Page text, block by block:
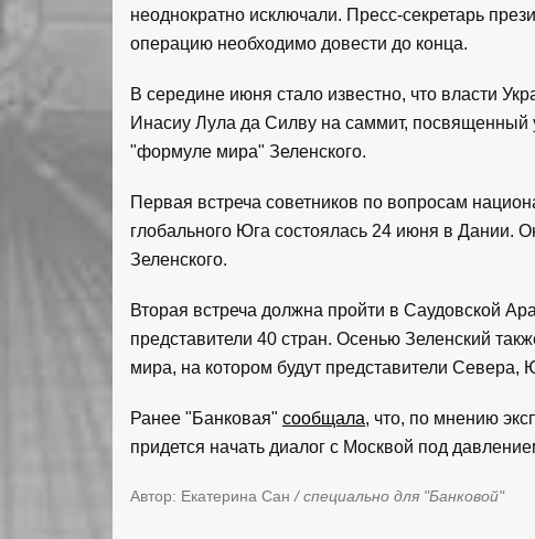
неоднократно исключали. Пресс-секретарь
операцию необходимо довести до конца.
В середине июня стало известно, что власти
Инасиу Лула да Силву на саммит, посвященный
"формуле мира" Зеленского.
Первая встреча советников по вопросам
глобального Юга состоялась 24 июня в Дании.
Зеленского.
Вторая встреча должна пройти в Саудовской
представители 40 стран. Осенью Зеленский
мира, на котором будут представители Севера,
Ранее "Банковая" сообщала, что, по мнению
придется начать диалог с Москвой под
Автор: Екатерина Сан/ специально для "Банковой"